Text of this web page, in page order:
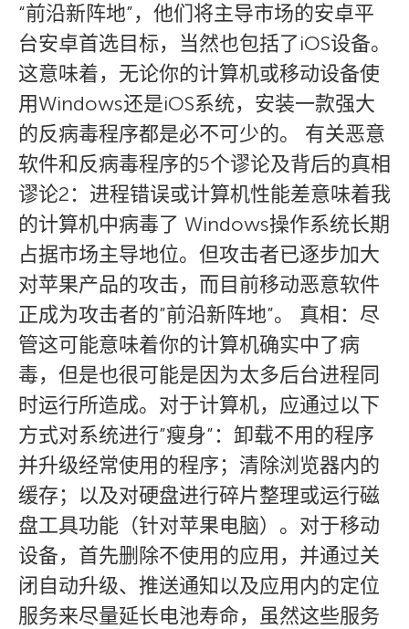
“前沿新阵地”，他们将主导市场的安卓平
台安卓首选目标，当然也包括了iOS设备。
这意味着，无论你的计算机或移动设备使
用Windows还是iOS系统，安装一款强大
的反病毒程序都是必不可少的。 有关恶意
软件和反病毒程序的5个谬论及背后的真相
谬论2：进程错误或计算机性能差意味着我
的计算机中病毒了 Windows操作系统长期
占据市场主导地位。但攻击者已逐步加大
对苹果产品的攻击，而目前移动恶意软件
正成为攻击者的”前沿新阵地”。 真相：尽
管这可能意味着你的计算机确实中了病
毒，但是也很可能是因为太多后台进程同
时运行所造成。对于计算机，应通过以下
方式对系统进行”瘦身”：卸载不用的程序
并升级经常使用的程序；清除浏览器内的
缓存；以及对硬盘进行碎片整理或运行磁
盘工具功能（针对苹果电脑）。对于移动
设备，首先删除不使用的应用，并通过关
闭自动升级、推送通知以及应用内的定位
服务来尽量延长电池寿命，虽然这些服务